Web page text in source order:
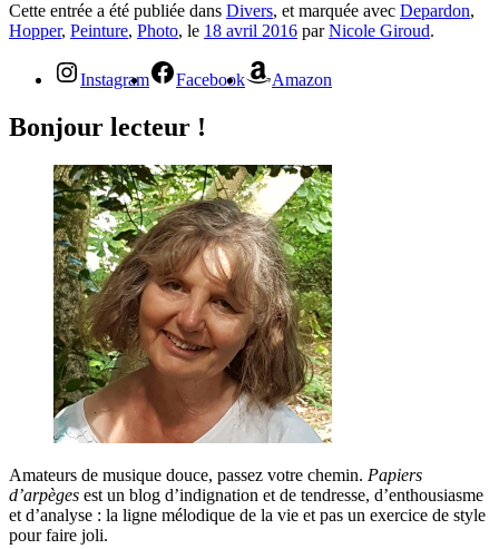
Cette entrée a été publiée dans Divers, et marquée avec Depardon,
Hopper, Peinture, Photo, le 18 avril 2016 parNicole Giroud.
Instagram Facebook Amazon
Bonjour lecteur !
Amateurs de musique douce, passez votre chemin. Papiers
d’arpèges est un blog d’indignation et de tendresse, d’enthousiasme
et d’analyse : la ligne mélodique de la vie et pas un exercice de style
pour faire joli.